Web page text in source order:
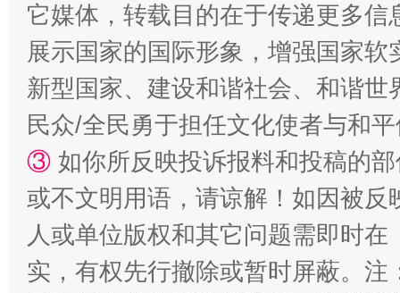
招工难、用工荒背后
它媒体，转载目的在于传递更多
展示国家的国际形象，增强国家
新型国家、建设和谐社会、和谐
民众/全民勇于担任文化使者与和
③ 如你所反映投诉报料和投稿的
或不文明用语，请谅解！如因被
人或单位版权和其它问题需即时在
实，有权先行撤除或暂时屏蔽。